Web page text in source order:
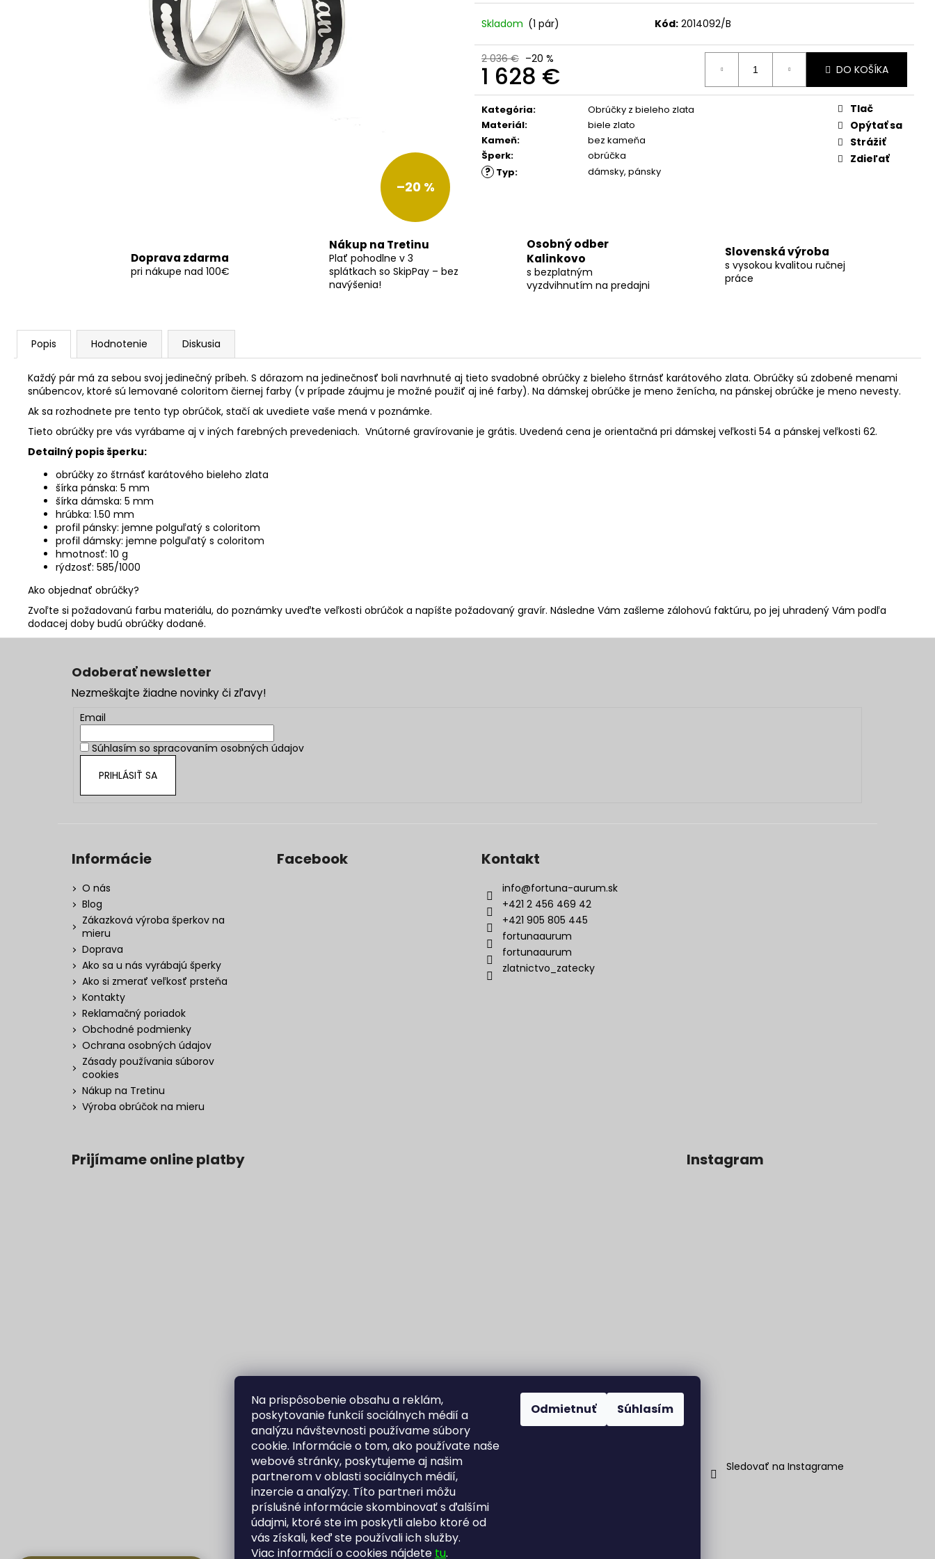
Na prispôsobenie obsahu a reklám,
poskytovanie funkcií sociálnych médií a
analýzu návštevnosti používame súbory
cookie. Informácie o tom, ako používate naše
webové stránky, poskytujeme aj našim
partnerom v oblasti sociálnych médií,
inzercie a analýzy. Títo partneri môžu
príslušné informácie skombinovať s ďalšími
údajmi, ktoré ste im poskytli alebo ktoré od
vás získali, keď ste používali ich služby.
Viac informácií o cookies nájdete tu.
Odmietnuť Súhlasím
Skladom (1 pár) Kód: 2014092/B
2 036 € –20 %
1 628 €
Jednotková
cena:
DO KOŠÍKA
Kategória:
Obrúčky z bieleho zlata
Materiál:
biele zlato
Kameň:
bez kameňa
Šperk: obrúčka
? Typ: dámsky, pánsky
Tlač
Opýtať sa
Strážiť
Zdieľať
–20 %
Doprava zdarma
pri nákupe nad 100€
Nákup na Tretinu
Plať pohodlne v 3
splátkach so SkipPay – bez
navýšenia!
Osobný odber
Kalinkovo
s bezplatným
vyzdvihnutím na predajni
Slovenská výroba
s vysokou kvalitou ručnej
práce
Popis Hodnotenie Diskusia
Každý pár má za sebou svoj jedinečný príbeh. S dôrazom na jedinečnosť boli navrhnuté aj tieto svadobné obrúčky z bieleho štrnásť karátového zlata. Obrúčky sú zdobené menami
snúbencov, ktoré sú lemované coloritom čiernej farby (v prípade záujmu je možné použiť aj iné farby). Na dámskej obrúčke je meno ženícha, na pánskej obrúčke je meno nevesty.
Ak sa rozhodnete pre tento typ obrúčok, stačí ak uvediete vaše mená v poznámke.
Tieto obrúčky pre vás vyrábame aj v iných farebných prevedeniach. Vnútorné gravírovanie je grátis. Uvedená cena je orientačná pri dámskej veľkosti 54 a pánskej veľkosti 62.
Detailný popis šperku:
obrúčky zo štrnásť karátového bieleho zlata
šírka pánska: 5 mm
šírka dámska: 5 mm
hrúbka: 1.50 mm
profil pánsky: jemne polguľatý s coloritom
profil dámsky: jemne polguľatý s coloritom
hmotnosť: 10 g
rýdzosť: 585/1000
Ako objednať obrúčky?
Zvoľte si požadovanú farbu materiálu, do poznámky uveďte veľkosti obrúčok a napíšte požadovaný gravír. Následne Vám zašleme zálohovú faktúru, po jej uhradený Vám podľa
dodacej doby budú obrúčky dodané.
Odoberať newsletter
Nezmeškajte žiadne novinky či zľavy!
Email
Súhlasím so spracovaním osobných údajov
PRIHLÁSIŤ SA
Informácie
O nás
Blog
Zákazková výroba šperkov na
mieru
Doprava
Ako sa u nás vyrábajú šperky
Ako si zmerať veľkosť prsteňa
Kontakty
Reklamačný poriadok
Obchodné podmienky
Ochrana osobných údajov
Zásady používania súborov
cookies
Nákup na Tretinu
Výroba obrúčok na mieru
Facebook Kontakt
info@fortuna-aurum.sk
+421 2 456 469 42
+421 905 805 445
fortunaaurum
fortunaaurum
zlatnictvo_zatecky
Prijímame online platby Instagram
Sledovať na Instagrame
Fortuna Aurum na Heureka.sk